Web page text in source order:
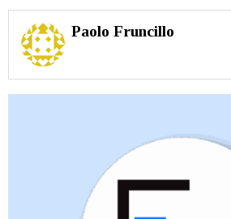
Paolo Fruncillo